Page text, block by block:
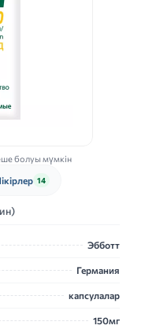
болуы мүмкін
14
Эбботт
Германия
капсулалар
150мг